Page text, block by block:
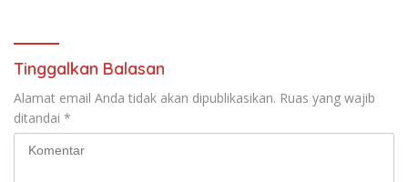
Tinggalkan Balasan
Alamat email Anda tidak akan dipublikasikan. Ruas yang wajib
ditandai *